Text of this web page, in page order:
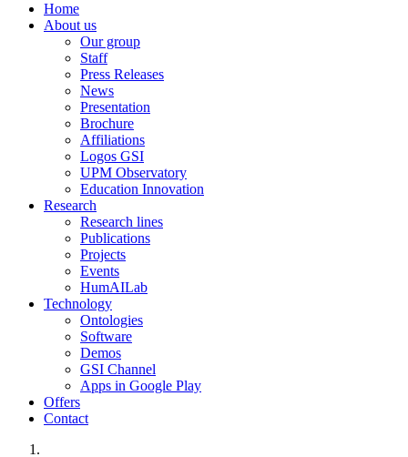
Home
About us
Our group
Staff
Press Releases
News
Presentation
Brochure
Affiliations
Logos GSI
UPM Observatory
Education Innovation
Research
Research lines
Publications
Projects
Events
HumAILab
Technology
Ontologies
Software
Demos
GSI Channel
Apps in Google Play
Offers
Contact